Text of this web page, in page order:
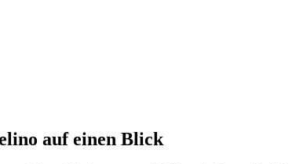
auf einen Blick